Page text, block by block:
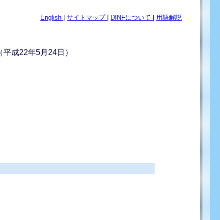
English |サイトマップ DINFについて 用語解説
成22年5月24日）